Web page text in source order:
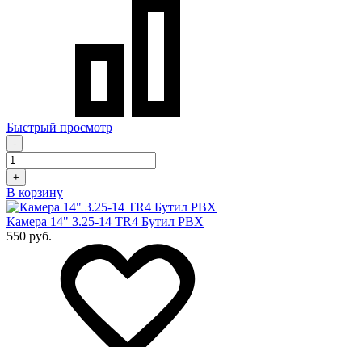
Быстрый просмотр
-
+
В корзину
Камера 14" 3.25-14 TR4 Бутил PBX
550 руб.